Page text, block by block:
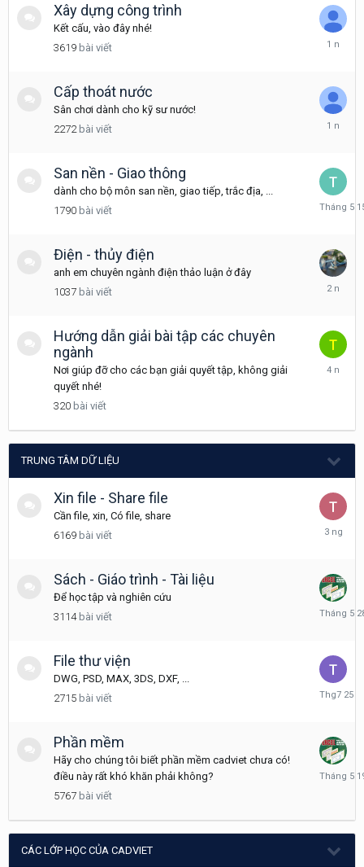
Xây dựng công trình
Kết cấu, vào đây nhé!
3619 bài viết
Tháng
2025
Cấp thoát nước
Sân chơi dành cho kỹ sư nước!
2272 bài viết
Tháng
2025
San nền - Giao thông
dành cho bộ môn san nền, giao tiếp, trắc địa, ...
1790 bài viết
Tháng
Điện - thủy điện
anh em chuyên ngành điện thảo luận ở đây
1037 bài viết
Tháng
2023
Hướng dẫn giải bài tập các chuyên
ngành
Nơi giúp đỡ cho các bạn giải quyết tập, không giải
quyết nhé!
320 bài viết
Tháng
TRUNG TÂM DỮ LIỆU
Xin file - Share file
Cần file, xin, Có file, share
6169 bài viết
Thursday
Sách - Giáo trình - Tài liệu
Để học tập và nghiên cứu
3114 bài viết
Tháng
File thư viện
DWG, PSD, MAX, 3DS, DXF, ...
2715 bài viết
Tháng
Phần mềm
Hãy cho chúng tôi biết phần mềm cadviet chưa có!
điều này rất khó khăn phải không?
5767 bài viết
Tháng
CÁC LỚP HỌC CỦA CADVIET